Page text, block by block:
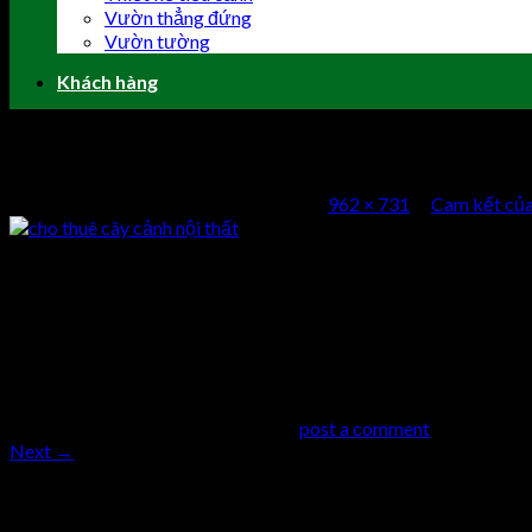
Vườn thẳng đứng
Vườn tường
Khách hàng
962 × 731 Cam kết
post a comment
Next →